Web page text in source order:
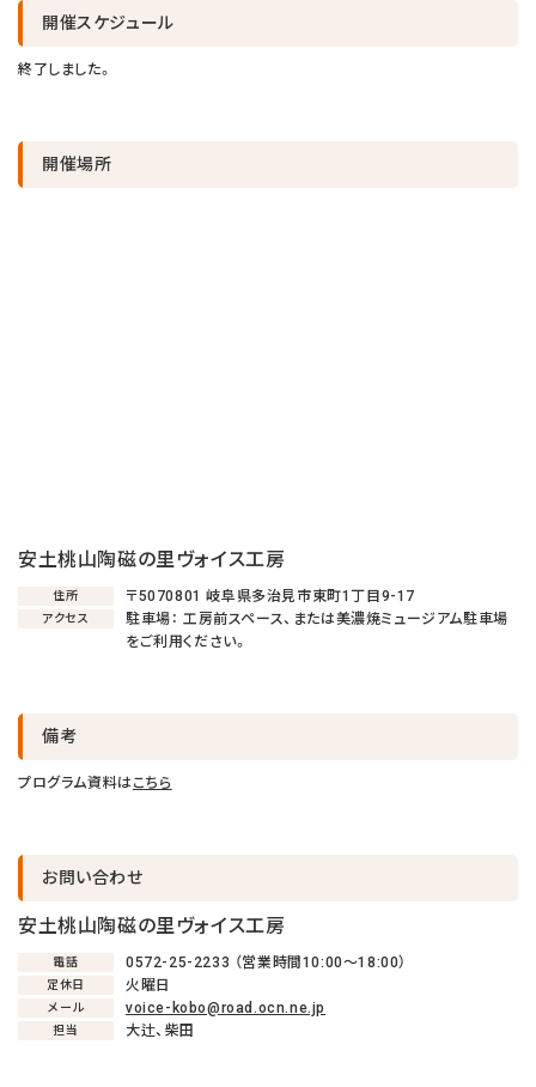
開催スケジュール
終了しました。
開催場所
安土桃山陶磁の里ヴォイス工房
住所 〒5070801 岐阜県多治見市東町1丁目9-17
アクセス
駐車場： 工房前スペース、または美濃焼ミュージアム駐車場
をご利用ください。
備考
プログラム資料はこちら
お問い合わせ
安土桃山陶磁の里ヴォイス工房
電話 0572-25-2233 （営業時間10:00〜18:00）
定休日 火曜日
メール voice-kobo@road.ocn.ne.jp
担当 大辻、柴田
できない場合がございます。
戻る
できない場合がございます。
戻る
できない場合がございます。
戻る